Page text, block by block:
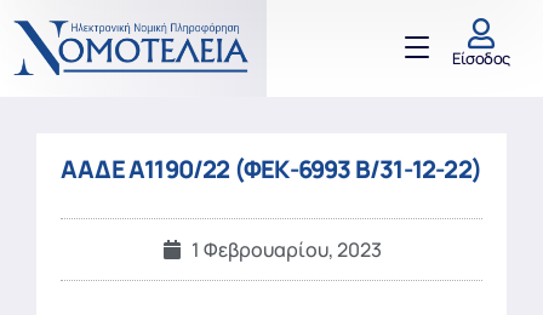
Είσοδος
ΑΑΔΕ Α1190/22 (ΦΕΚ-6993 Β/31-12-22)
1 Φεβρουαρίου, 2023